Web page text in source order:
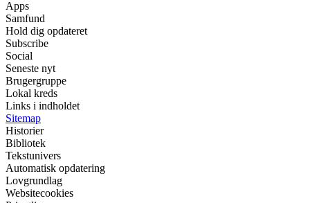
Apps
Samfund
Hold dig opdateret
Subscribe
Social
Seneste nyt
Brugergruppe
Lokal kreds
Links i indholdet
Sitemap
Historier
Bibliotek
Tekstunivers
Automatisk opdatering
Lovgrundlag
Websitecookies